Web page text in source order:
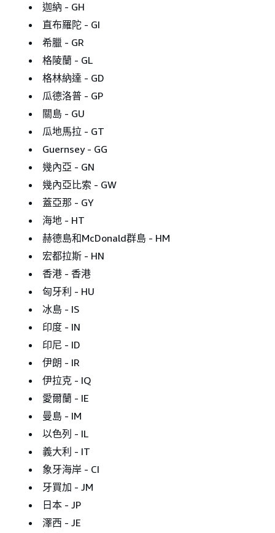
迦納 - GH
直布羅陀 - GI
希臘 - GR
格陵蘭 - GL
格林納達 - GD
瓜德洛普 - GP
關島 - GU
瓜地馬拉 - GT
Guernsey - GG
幾內亞 - GN
幾內亞比索 - GW
蓋亞那 - GY
海地 - HT
赫德島和McDonald群島 - HM
宏都拉斯 - HN
香港 - 香港
匈牙利 - HU
冰島 - IS
印度 - IN
印尼 - ID
伊朗 - IR
伊拉克 - IQ
愛爾蘭 - IE
曼島 - IM
以色列 - IL
義大利 - IT
象牙海岸 - CI
牙買加 - JM
日本 - JP
澤西 - JE